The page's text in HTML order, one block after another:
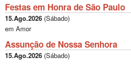
Festas em Honra de São Paulo
15.Ago.2026 (Sábado)
em Amor
Assunção de Nossa Senhora
15.Ago.2026 (Sábado)